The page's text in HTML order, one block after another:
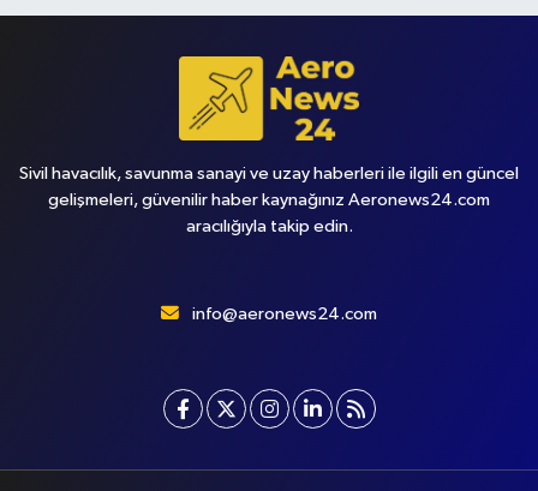
Sivil havacılık, savunma sanayi ve uzay haberleri ile ilgili en güncel
gelişmeleri, güvenilir haber kaynağınız Aeronews24.com
aracılığıyla takip edin.
info@aeronews24.com